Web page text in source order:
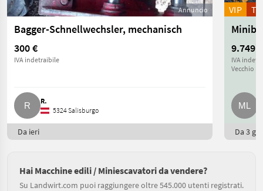
Annuncio
Bagger-Schnellwechsler, mechanisch
300 €
IVA indetraibile
R.
5324 Salisburgo
Da ieri
VIP
9.749 €
IVA
Vecchio
Da 3
Hai Macchine edili / Miniescavatori da vendere?
Su Landwirt.com puoi raggiungere oltre 545.000 utenti registrati.